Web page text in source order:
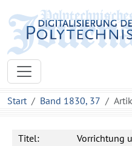
Start Band 1830, 37
Titel:
Vorrichtung